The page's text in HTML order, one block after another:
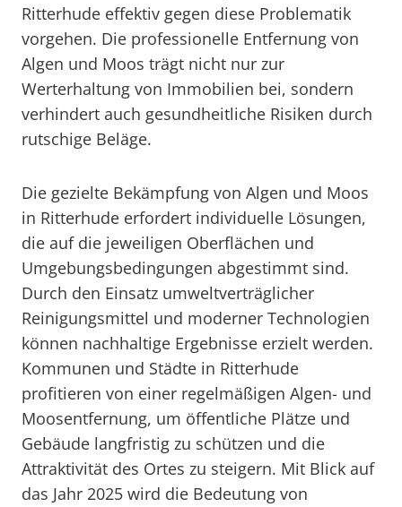
Ritterhude effektiv gegen diese Problematik
vorgehen. Die professionelle Entfernung von
Algen und Moos trägt nicht nur zur
Werterhaltung von Immobilien bei, sondern
verhindert auch gesundheitliche Risiken durch
rutschige Beläge.
Die gezielte Bekämpfung von Algen und Moos
in Ritterhude erfordert individuelle Lösungen,
die auf die jeweiligen Oberflächen und
Umgebungsbedingungen abgestimmt sind.
Durch den Einsatz umweltverträglicher
Reinigungsmittel und moderner Technologien
können nachhaltige Ergebnisse erzielt werden.
Kommunen und Städte in Ritterhude
profitieren von einer regelmäßigen Algen- und
Moosentfernung, um öffentliche Plätze und
Gebäude langfristig zu schützen und die
Attraktivität des Ortes zu steigern. Mit Blick auf
das Jahr 2025 wird die Bedeutung von